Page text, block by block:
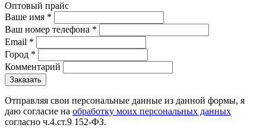
Оптовый прайс
Ваше имя *
Ваш номер телефона *
Email *
Город *
Комментарий
Отправляя свои персональные данные из данной формы, я
даю согласие на обработку моих персональных данных
согласно ч.4.ст.9 152-ФЗ.